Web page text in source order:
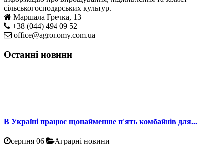
сільськогосподарських культур.
Маршала Гречка, 13
+38 (044) 494 09 52
office@agronomy.com.ua
Останні новини
В Україні працює щонайменше п'ять комбайнів для...
серпня 06 Аграрні новини